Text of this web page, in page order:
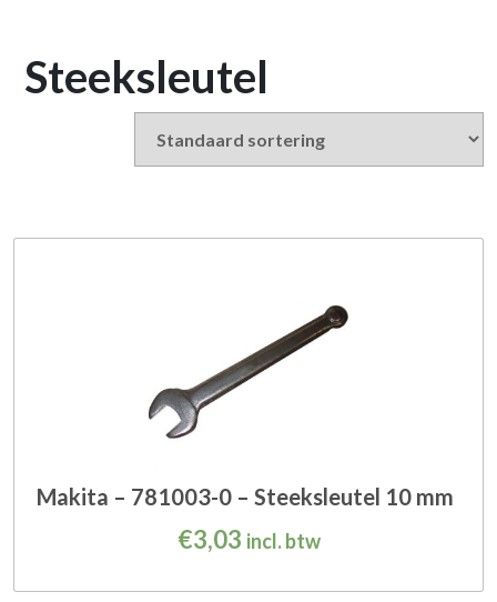
Steeksleutel
Makita – 781003-0 – Steeksleutel 10 mm
€3,03 incl. btw